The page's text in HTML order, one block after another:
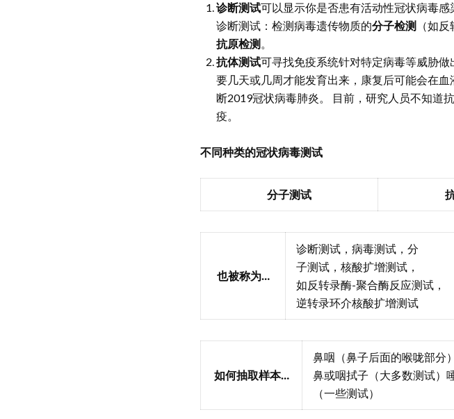
诊断测试可以显示你是否患有活动性冠状病毒
诊断测试：检测病毒遗传物质的分子检测 （如
抗原检测。
抗体测试可寻找免疫系统针对特定病毒等威胁
要几天或几周才能发育出来，康复后可能会在
断2019冠状病毒肺炎。 目前，研究人员不知道
疫。
不同种类的冠状病毒测试
分子测试
也被称为…
诊断测试，病毒测试，分
子测试，核酸扩增测试，
如反转录酶-聚合酶反应测试，
逆转录环介核酸扩增测试
如何抽取样本…
鼻咽（鼻子后面的喉咙部分
鼻或咽拭子（大多数测试）
（一些测试）